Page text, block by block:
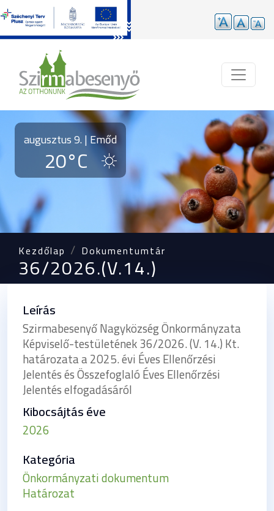
augusztus 9. | Emőd
20°C
Kezdőlap Dokumentumtár
36/2026.(V.14.)
Leírás
Szirmabesenyő Nagyközség Önkormányzata
Képviselő-testületének 36/2026. (V. 14.) Kt.
határozata a 2025. évi Éves Ellenőrzési
Jelentés és Összefoglaló Éves Ellenőrzési
Jelentés elfogadásáról
Kibocsájtás éve
2026
Kategória
Önkormányzati dokumentum
Határozat